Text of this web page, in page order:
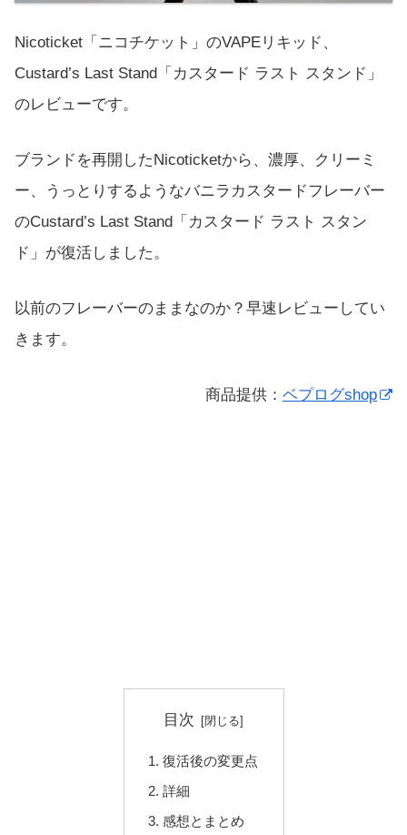
Nicoticket「ニコチケット」のVAPEリキッド、
Custard’s Last Stand「カスタード ラスト スタンド」
のレビューです。
ブランドを再開したNicoticketから、濃厚、クリーミ
ー、うっとりするようなバニラカスタードフレーバー
のCustard’s Last Stand「カスタード ラスト スタン
ド」が復活しました。
以前のフレーバーのままなのか？早速レビューしてい
きます。
商品提供： ベプログshop
目次
復活後の変更点
詳細
感想とまとめ